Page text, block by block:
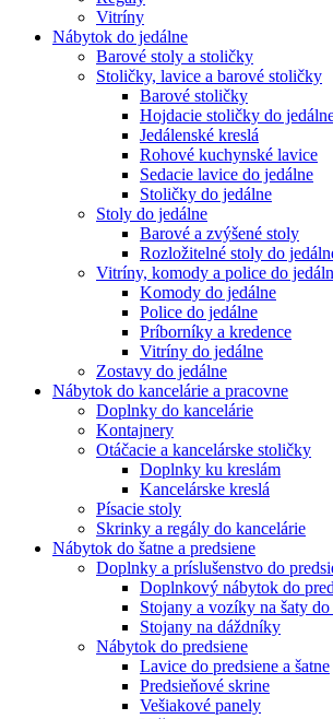
Vitríny
Nábytok do jedálne
Barové stoly a stoličky
Stoličky, lavice a barové stoličky
Barové stoličky
Hojdacie stoličky do
Jedálenské kreslá
Rohové kuchynské lavice
Sedacie lavice do jedálne
Stoličky do jedálne
Stoly do jedálne
Barové a zvýšené stoly
Rozložitelné stoly do
Vitríny, komody a police do
Komody do jedálne
Police do jedálne
Príborníky a kredence
Vitríny do jedálne
Zostavy do jedálne
Nábytok do kancelárie a pracovne
Doplnky do kancelárie
Kontajnery
Otáčacie a kancelárske stoličky
Doplnky ku kreslám
Kancelárske kreslá
Písacie stoly
Skrinky a regály do kancelárie
Nábytok do šatne a predsiene
Doplnky a príslušenstvo do
Doplnkový nábytok do
Stojany a vozíky na šaty do
Stojany na dáždníky
Nábytok do predsiene
Lavice do predsiene a šatne
Predsieňové skrine
Vešiakové panely